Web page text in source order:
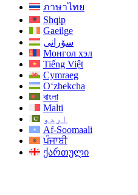
ภาษาไทย
Shqip
Gaeilge
سۆرانی
Монгол хэл
Tiếng Việt
Cymraeg
O‘zbekcha
বাংলা
Malti
اردو
Af-Soomaali
ਪੰਜਾਬੀ
ქართული